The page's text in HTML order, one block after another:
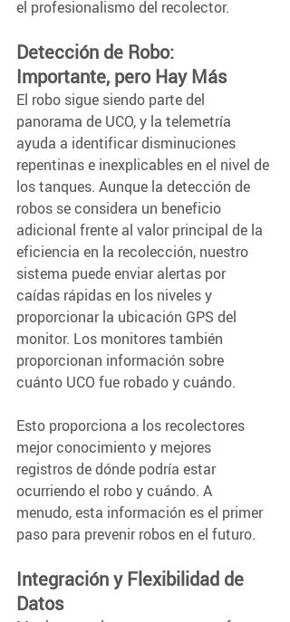
el profesionalismo del recolector.
Detección de Robo:
Importante, pero Hay Más
El robo sigue siendo parte del
panorama de UCO, y la telemetría
ayuda a identificar disminuciones
repentinas e inexplicables en el nivel de
los tanques. Aunque la detección de
robos se considera un beneficio
adicional frente al valor principal de la
eficiencia en la recolección, nuestro
sistema puede enviar alertas por
caídas rápidas en los niveles y
proporcionar la ubicación GPS del
monitor. Los monitores también
proporcionan información sobre
cuánto UCO fue robado y cuándo.
Esto proporciona a los recolectores
mejor conocimiento y mejores
registros de dónde podría estar
ocurriendo el robo y cuándo. A
menudo, esta información es el primer
paso para prevenir robos en el futuro.
Integración y Flexibilidad de
Datos